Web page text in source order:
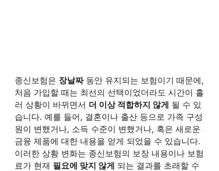
종신보험은 장날짜동안 유지되는 보험이기 때문에,
처음 가입할 때는 최선의 선택이었더라도 시간이 흘
러 상황이 바뀌면서 더 이상 적합하지 않게 될 수 있
습니다. 예를 들어, 결혼이나 출산 등으로 가족 구성
원이 변했거나, 소득 수준이 변했거나, 혹은 새로운
금융 제품에 대한 내용을 얻게 되었을 수 있습니다.
이러한 상황 변화는 종신보험의 보장 내용이나 보험
료가 현재 필요에 맞지 않게 되는 결과를 초래할 수